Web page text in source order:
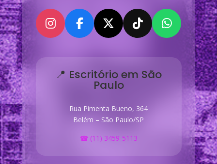
📍 Escritório em São
Paulo
Rua Pimenta Bueno, 364
Belém – São Paulo/SP
☎ (11) 3459-5113